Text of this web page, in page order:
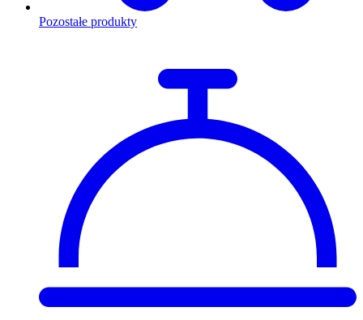
Pozostałe produkty